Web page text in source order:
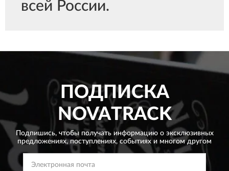
всей России.
ПОДПИСКА
NOVATRACK
Подпишись, чтобы получать информацию о эксклюзивных
предложениях,поступлениях, событиях и многом другом